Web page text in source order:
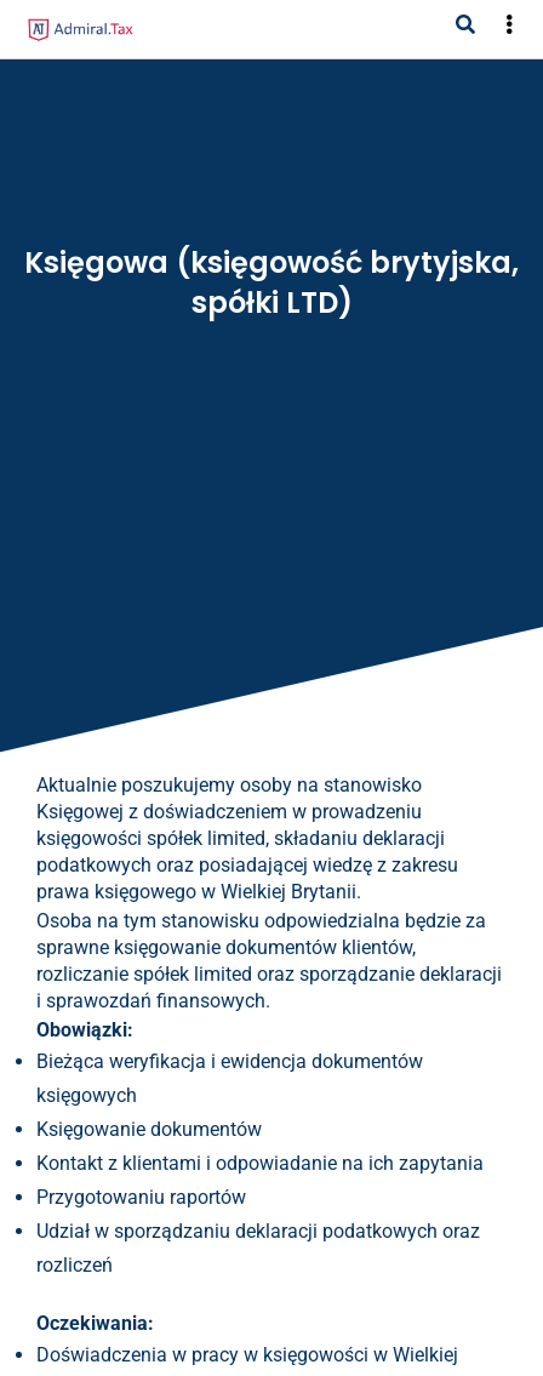
Księgowa (księgowość brytyjska,
spółki LTD)
Aktualnie poszukujemy osoby na stanowisko
Księgowej z doświadczeniem w prowadzeniu
księgowości spółek limited, składaniu deklaracji
podatkowych oraz posiadającej wiedzę z zakresu
prawa księgowego w Wielkiej Brytanii.
Osoba na tym stanowisku odpowiedzialna będzie za
sprawne księgowanie dokumentów klientów,
rozliczanie spółek limited oraz sporządzanie deklaracji
i sprawozdań finansowych.
Obowiązki:
Bieżąca weryfikacja i ewidencja dokumentów
księgowych
Księgowanie dokumentów
Kontakt z klientami i odpowiadanie na ich zapytania
Przygotowaniu raportów
Udział w sporządzaniu deklaracji podatkowych oraz
rozliczeń
Oczekiwania:
Doświadczenia w pracy w księgowości w Wielkiej